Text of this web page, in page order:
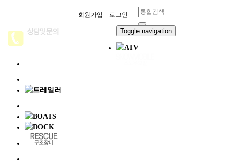
회원가입 로그인
Toggle navigation